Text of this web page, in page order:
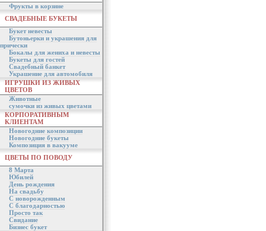
Фрукты в корзине
СВАДЕБНЫЕ БУКЕТЫ
Букет невесты
Бутоньерки и украшения для
прически
Бокалы для жениха и невесты
Букеты для гостей
Свадебный банкет
Украшение для автомобиля
ИГРУШКИ ИЗ ЖИВЫХ
ЦВЕТОВ
Животные
сумочки из живых цветами
КОРПОРАТИВНЫМ
КЛИЕНТАМ
Новогодние композиции
Новогодние букеты
Композиция в вакууме
ЦВЕТЫ ПО ПОВОДУ
8 Марта
Юбилей
День рождения
На свадьбу
С новорожденным
С благодарностью
Просто так
Свидание
Бизнес букет